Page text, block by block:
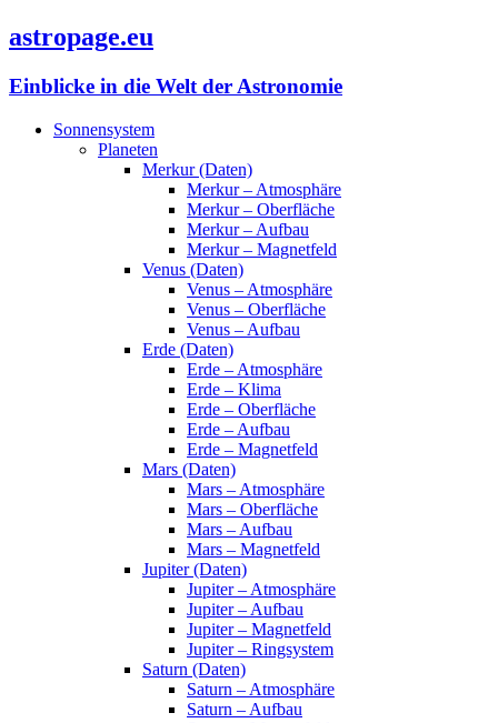
astropage.eu
Einblicke in die Welt der Astronomie
Sonnensystem
Planeten
Merkur (Daten)
Merkur – Atmosphäre
Merkur – Oberfläche
Merkur – Aufbau
Merkur – Magnetfeld
Venus (Daten)
Venus – Atmosphäre
Venus – Oberfläche
Venus – Aufbau
Erde (Daten)
Erde – Atmosphäre
Erde – Klima
Erde – Oberfläche
Erde – Aufbau
Erde – Magnetfeld
Mars (Daten)
Mars – Atmosphäre
Mars – Oberfläche
Mars – Aufbau
Mars – Magnetfeld
Jupiter (Daten)
Jupiter – Atmosphäre
Jupiter – Aufbau
Jupiter – Magnetfeld
Jupiter – Ringsystem
Saturn (Daten)
Saturn – Atmosphäre
Saturn – Aufbau